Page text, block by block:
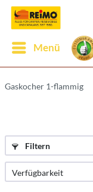
Menü
Gaskocher 1-flammig
Filtern